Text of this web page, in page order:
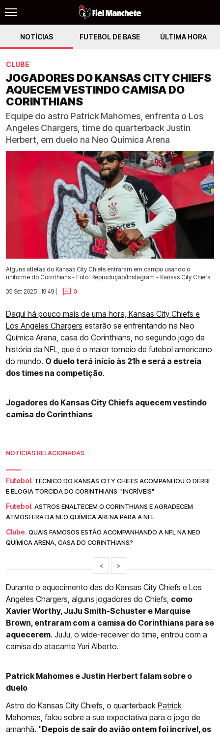
NOTÍCIAS FUTEBOL DE BASE ÚLTIMA HORA
CLUBE
JOGADORES DO KANSAS CITY CHIEFS
AQUECEM VESTINDO CAMISA DO
CORINTHIANS
Equipe do astro Patrick Mahomes, enfrenta o Los
Angeles Chargers, time do quarterback Justin
Herbert, em duelo na Neo Química Arena
Alguns atletas do Kansas City Chiefs entraram em campo usando o
uniforme do Corinthians - Foto: Reprodução/Instagram - Kansas City Chiefs
05 Set 2025 | 19:49 |
0
Daqui há pouco mais de uma hora, Kansas City Chiefs e
Los Angeles Chargers estarão se enfrentando na Neo
Química Arena, casa do Corinthians, no segundo jogo da
história da NFL, que é o maior torneio de futebol americano
do mundo. O duelo terá início às 21h e será a estreia
dos times na competição.
Jogadores do Kansas City Chiefs aquecem vestindo
camisa do Corinthians
NOTÍCIAS RELACIONADAS
Futebol. TÉCNICO DO KANSAS CITY CHIEFS ACOMPANHOU O DÉRBI
E ELOGIA TORCIDA DO CORINTHIANS: "INCRÍVEIS"
Futebol. ASTROS ENALTECEM O CORINTHIANS E AGRADECEM
ATMOSFERA DA NEO QUÍMICA ARENA PARA A NFL
Clube. QUAIS FAMOSOS ESTÃO ACOMPANHANDO A NFL NA NEO
QUÍMICA ARENA, CASA DO CORINTHIANS?
< >
Durante o aquecimento das do Kansas City Chiefs e Los
Angeles Chargers, alguns jogadores do Chiefs, como
Xavier Worthy, JuJu Smith-Schuster e Marquise
Brown, entraram com a camisa do Corinthians para se
aquecerem. JuJu, o wide-receiver do time, entrou com a
camisa do atacanteYuri Alberto.
Patrick Mahomes e Justin Herbert falam sobre o
duelo
Astro do Kansas City Chiefs, o quarterback Patrick
Mahomes, falou sobre a sua expectativa para o jogo de
amanhã. "Depois de sair do avião ontem foi incrível, os